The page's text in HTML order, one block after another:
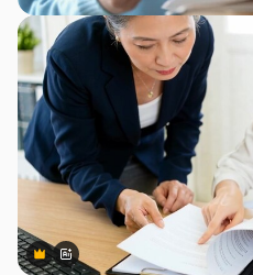
Premium
Premium
สร้างขึ้นโดย AI